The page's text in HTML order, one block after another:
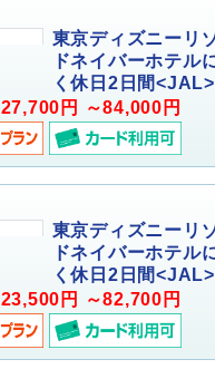
東京ディズニーリ
ドネイバーホテル
く休日2日間<JAL>
27,700円 ～84,000円
東京ディズニーリ
ドネイバーホテル
く休日2日間<JAL>
23,500円 ～82,700円